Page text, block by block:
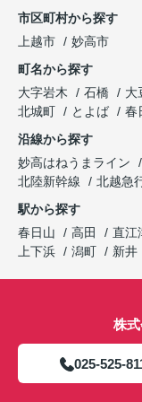
市区町村から探す
上越市
妙高市
町名から探す
大字岩木
石橋 大
北城町
とよば 春
沿線から探す
妙高はねうまライン
北陸新幹線
北越急
駅から探す
春日山
高田 直江
上下浜
潟町 新井
株
025-525-